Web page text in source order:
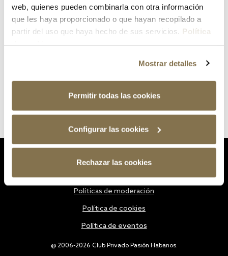
web, quienes pueden combinarla con otra información
que les haya proporcionado o que hayan recopilado a
partir del uso que haya hecho de sus servicios. Política
Mostrar detalles
Permitir todas las cookies
Configurar las cookies
Rechazar las cookies
@ 2006-2026 Club Privado Pasión Habanos.
Políticas de moderación
Política de cookies
Política de eventos